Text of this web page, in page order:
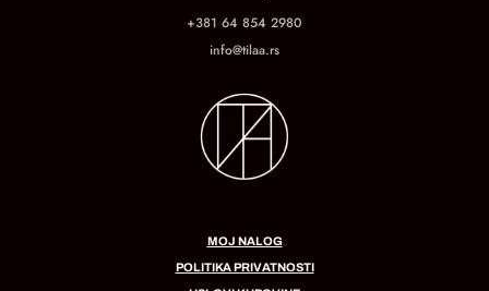
+381 64 854 2980
info@tilaa.rs
MOJ NALOG
POLITIKA PRIVATNOSTI